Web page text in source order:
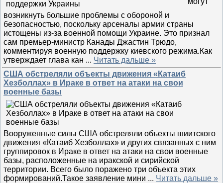
возникнуть большие проблемы с обороной и
безопасностью, поскольку арсеналы армии страны
истощены из-за военной помощи Украине. Это признал
сам премьер-министр Канады Джастин Трюдо,
комментируя военную поддержку киевского режима.Как
утверждает глава кан ... Читать дальше »
США обстреляли объекты движения «Катаиб
Хезболлах» в Ираке в ответ на атаки на свои
военные базы
Вооруженные силы США обстреляли объекты шиитского
движения «Катаиб Хезболлах» и других связанных с ним
группировок в Ираке в ответ на атаки на свои военные
базы, расположенные на иракской и сирийской
территории. Всего было поражено три объекта этих
формирований.Такое заявление мини ... Читать дальше »